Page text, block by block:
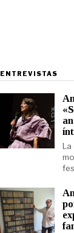
ENTREVISTAS
La